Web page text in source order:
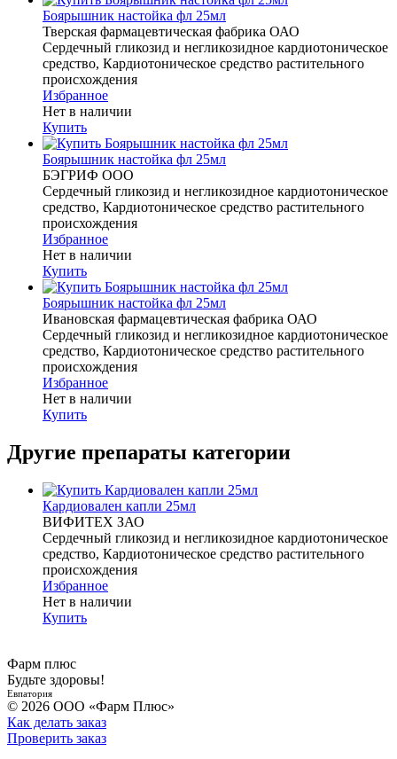
Боярышник настойка фл 25мл
Тверская фармацевтическая фабрика ОАО
Сердечный гликозид и негликозидное кардиотоническое
средство, Кардиотоническое средство растительного
происхождения
Избранное
Нет в наличии
Купить
Боярышник настойка фл 25мл
БЭГРИФ ООО
Сердечный гликозид и негликозидное кардиотоническое
средство, Кардиотоническое средство растительного
происхождения
Избранное
Нет в наличии
Купить
Боярышник настойка фл 25мл
Ивановская фармацевтическая фабрика ОАО
Сердечный гликозид и негликозидное кардиотоническое
средство, Кардиотоническое средство растительного
происхождения
Избранное
Нет в наличии
Купить
Другие препараты категории
Кардиовален капли 25мл
ВИФИТЕХ ЗАО
Сердечный гликозид и негликозидное кардиотоническое
средство, Кардиотоническое средство растительного
происхождения
Избранное
Нет в наличии
Купить
Фарм плюс
Будьте здоровы!
Евпатория
© 2026 ООО «Фарм Плюс»
Как делать заказ
Проверить заказ